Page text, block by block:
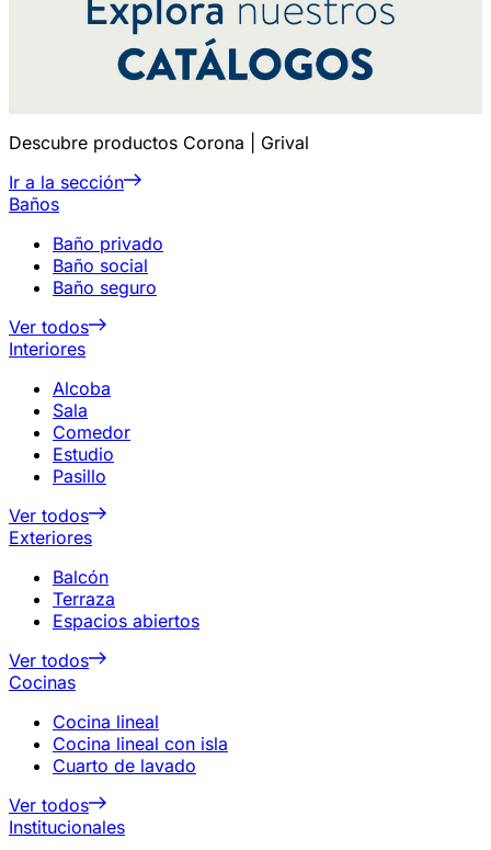
Descubre productos Corona | Grival
Ir a la sección
Baños
Baño privado
Baño social
Baño seguro
Ver todos
Interiores
Alcoba
Sala
Comedor
Estudio
Pasillo
Ver todos
Exteriores
Balcón
Terraza
Espacios abiertos
Ver todos
Cocinas
Cocina lineal
Cocina lineal con isla
Cuarto de lavado
Ver todos
Institucionales